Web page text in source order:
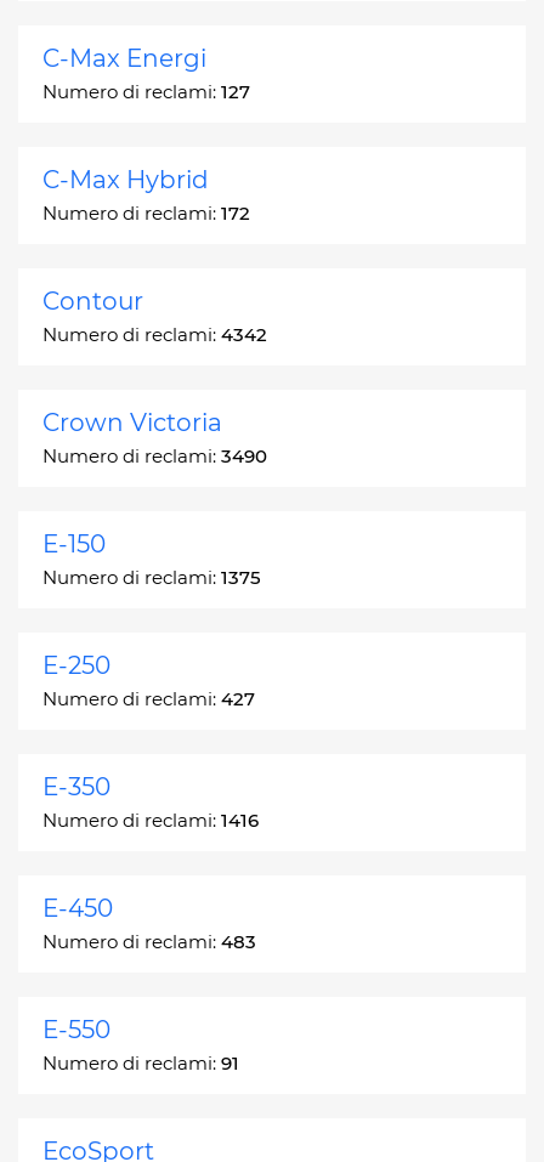
C-Max Energi
Numero di reclami: 127
C-Max Hybrid
Numero di reclami: 172
Contour
Numero di reclami: 4342
Crown Victoria
Numero di reclami: 3490
E-150
Numero di reclami: 1375
E-250
Numero di reclami: 427
E-350
Numero di reclami: 1416
E-450
Numero di reclami: 483
E-550
Numero di reclami: 91
EcoSport